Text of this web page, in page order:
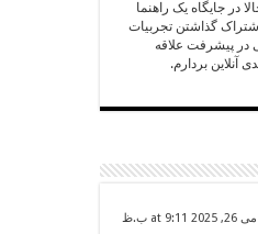
در جایگاه یک راهنما
اشتراک گذاشتن تجربیات
در پیشرفت علاقه
آنلاین بردارم.
می 26, 2025 at 9:11 ب.ظ